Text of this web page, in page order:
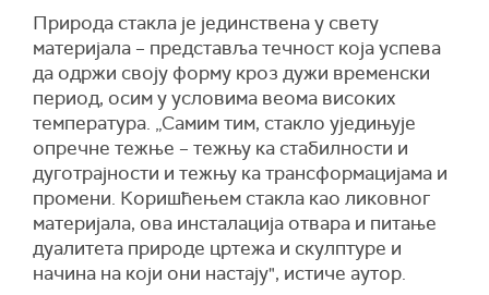
Природа стакла је јединствена у свету
материјала – представља течност која успева
да одржи своју форму кроз дужи временски
период, осим у условима веома високих
температура. „Самим тим, стакло уједињује
опречне тежње – тежњу ка стабилности и
дуготрајности и тежњу ка трансформацијама и
промени. Коришћењем стакла као ликовног
материјала, ова инсталација отвара и питање
дуалитета природе цртежа и скулптуре и
начина на који они настају", истиче аутор.